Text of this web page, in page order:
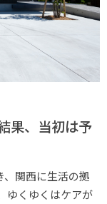
果、当初は予
関西に生活の拠
ゆくゆくはケアが